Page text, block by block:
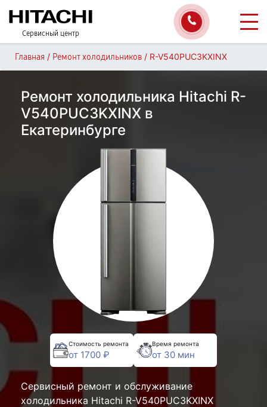
Сервисный центр
Главная / Ремонт холодильников / R-V540PUC3KXINX
Ремонт холодильника Hitachi R-
V540PUC3KXINX в
Екатеринбурге
Стоимость ремонта
от 1700 ₽
Время ремонта
от 30 мин
Сервисный ремонт и обслуживание
холодильника Hitachi R-V540PUC3KXINX